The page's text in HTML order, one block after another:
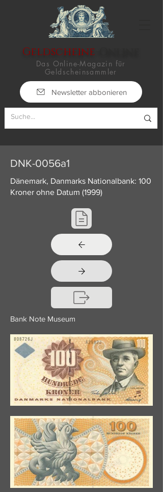
Geldscheine
Das Online-Magazin für
Geldscheinsammler
Newsletter abbonieren
DNK-0056a1
Dänemark, Danmarks Nationalbank: 100
Kroner ohne Datum (1999)
Bank Note Museum